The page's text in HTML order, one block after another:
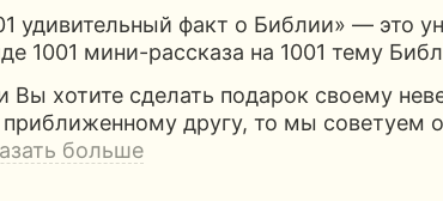
удивительный факт о Библии» — это
1001 мини-рассказа на 1001 тему
Вы хотите сделать подарок своему
другу, то мы советуем
больше